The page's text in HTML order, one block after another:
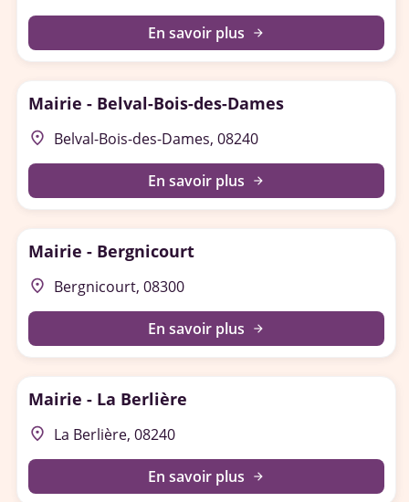
En savoir plus arrow_forward
Mairie - Belval-Bois-des-Dames
place Belval-Bois-des-Dames, 08240
En savoir plus arrow_forward
Mairie - Bergnicourt
place Bergnicourt, 08300
En savoir plus arrow_forward
Mairie - La Berlière
place La Berlière, 08240
En savoir plus arrow_forward